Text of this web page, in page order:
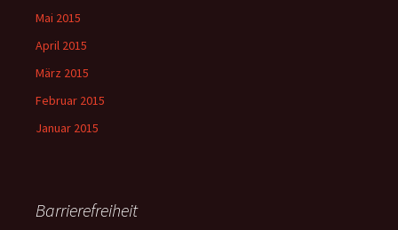
Mai 2015
April 2015
März 2015
Februar 2015
Januar 2015
Barrierefreiheit